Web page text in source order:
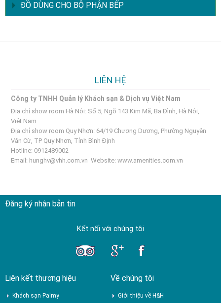
ĐỒ DÙNG CHO BỘ PHẬN BẾP
LIÊN HỆ
Công ty TNHH Quản lý Khách sạn & Dịch vụ Việt Nam
Địa chỉ show room Hà Nội: Số 5, Ngõ 143 Kim Mã, Ba Đình, Hà Nội,
Việt Nam
Địa chỉ show room Quy Nhơn: 64/19 Chương Dương, Phường Nguyên
Văn Cừ, TP Quy Nhơn, Tỉnh Bình Định
Hotline: 0912489002
Email: hunghv@vhh.com.vn Website:www.amenities.com.vn
Đăng ký nhận bản tin
Kết nối với chúng tôi
Liên kết thương hiệu
Khách sạn Palmy
Về chúng tôi
Giới thiệu về H&H